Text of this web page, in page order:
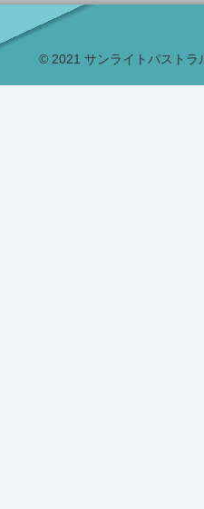
© 2021 サンライトパストラ